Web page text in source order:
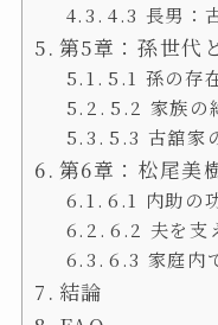
4.3 長男：
第5章：孫世代
5.1 孫の存
5.2 家族の
5.3 古舘家
第6章：松尾美
6.1 内助の
6.2 夫を支
6.3 家庭内
結論